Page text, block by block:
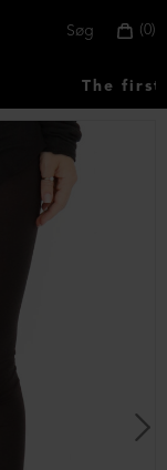
0
Søg
The first